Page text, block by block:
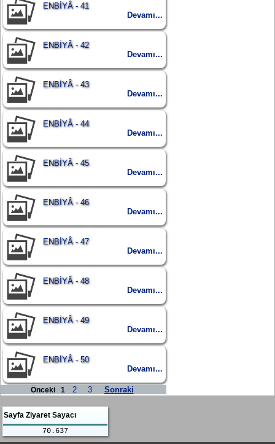
ENBİYÂ - 41
Devamı...
ENBİYÂ - 42
Devamı...
ENBİYÂ - 43
Devamı...
ENBİYÂ - 44
Devamı...
ENBİYÂ - 45
Devamı...
ENBİYÂ - 46
Devamı...
ENBİYÂ - 47
Devamı...
ENBİYÂ - 48
Devamı...
ENBİYÂ - 49
Devamı...
ENBİYÂ - 50
Devamı...
Önceki 1 2 3 Sonraki
Sayfa Ziyaret Sayacı
70.637